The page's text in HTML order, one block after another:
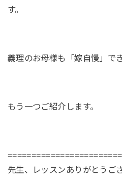
す。
義理のお母様も「嫁自慢」で
もう一つご紹介します。
先生、レッスンありがとうご